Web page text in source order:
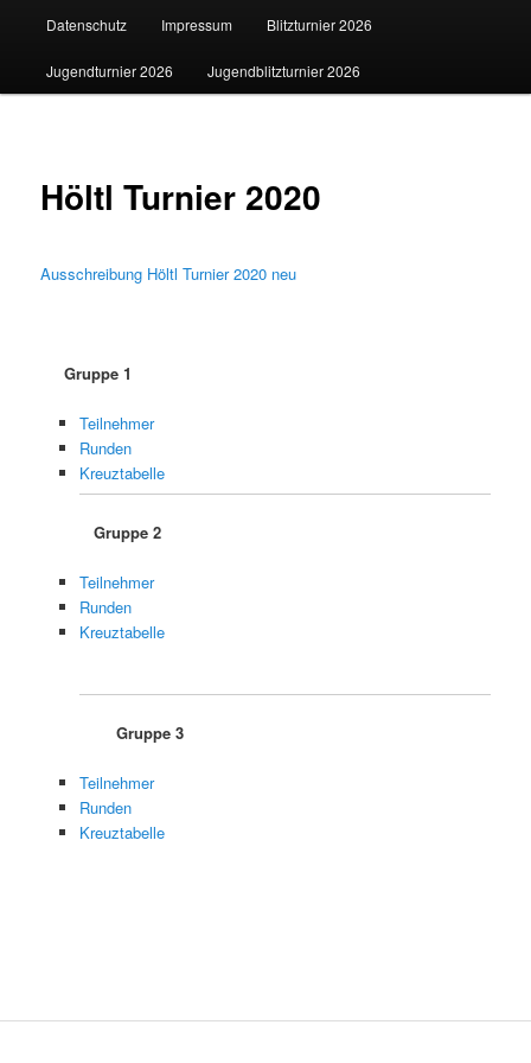
Datenschutz Impressum Blitzturnier 2026
Jugendturnier 2026 Jugendblitzturnier 2026
Höltl Turnier 2020
Ausschreibung Höltl Turnier 2020 neu
Gruppe 1
Teilnehmer
Runden
Kreuztabelle
Gruppe 2
Teilnehmer
Runden
Kreuztabelle
Gruppe 3
Teilnehmer
Runden
Kreuztabelle